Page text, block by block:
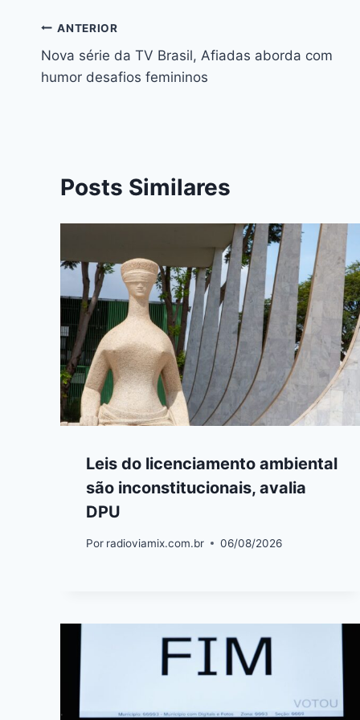
ANTERIOR
Nova série da TV Brasil, Afiadas aborda com
humor desafios femininos
Posts Similares
Leis do licenciamento ambiental
são inconstitucionais, avalia
DPU
Por radioviamix.com.br 06/08/2026